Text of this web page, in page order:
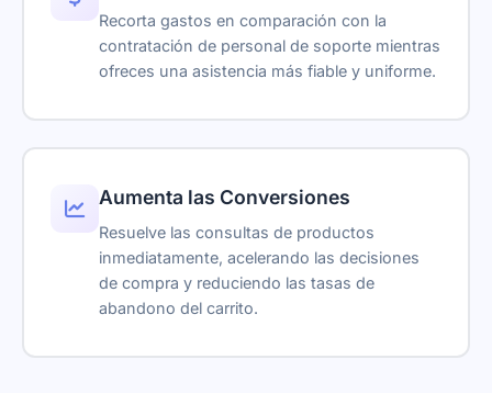
Recorta gastos en comparación con la
contratación de personal de soporte mientras
ofreces una asistencia más fiable y uniforme.
Aumenta las Conversiones
Resuelve las consultas de productos
inmediatamente, acelerando las decisiones
de compra y reduciendo las tasas de
abandono del carrito.